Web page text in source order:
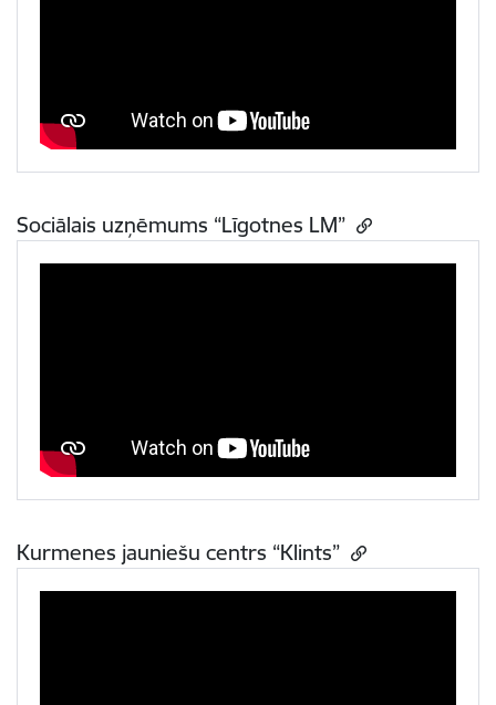
Sociālais uzņēmums “Līgotnes LM”
Kurmenes jauniešu centrs “Klints”